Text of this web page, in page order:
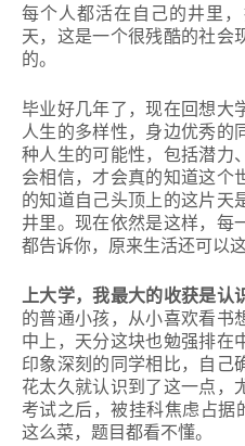
每个人都活在自己的井里
天，这是一个很残酷的社会
的。
毕业好几年了，现在回想大
人生的多样性，身边优秀的
种人生的可能性，包括潜力
会相信，才会真的知道这个
的知道自己头顶上的这片天
井里。 现在依然是这样，每
都告诉你，原来生活还可以这
上大学，我最大的收获是认
的普通小孩，从小喜欢看书
中上，天分这块也勉强排在
印象深刻的同学相比，自己
花太久就认识到了这一点，
考试之后，被挂科焦虑占据
这么菜，题目都看不懂。